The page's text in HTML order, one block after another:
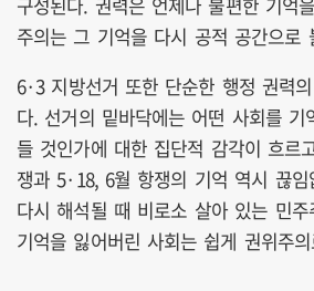
주의는 그 기억을 다시 공적 공간으로
6·3 지방선거 또한 단순한 행정 권력
다. 선거의 밑바닥에는 어떤 사회를
들 것인가에 대한 집단적 감각이 흐르
쟁과 5·18, 6월 항쟁의 기억 역시 끊
다시 해석될 때 비로소 살아 있는 민
기억을 잃어버린 사회는 쉽게 권위주